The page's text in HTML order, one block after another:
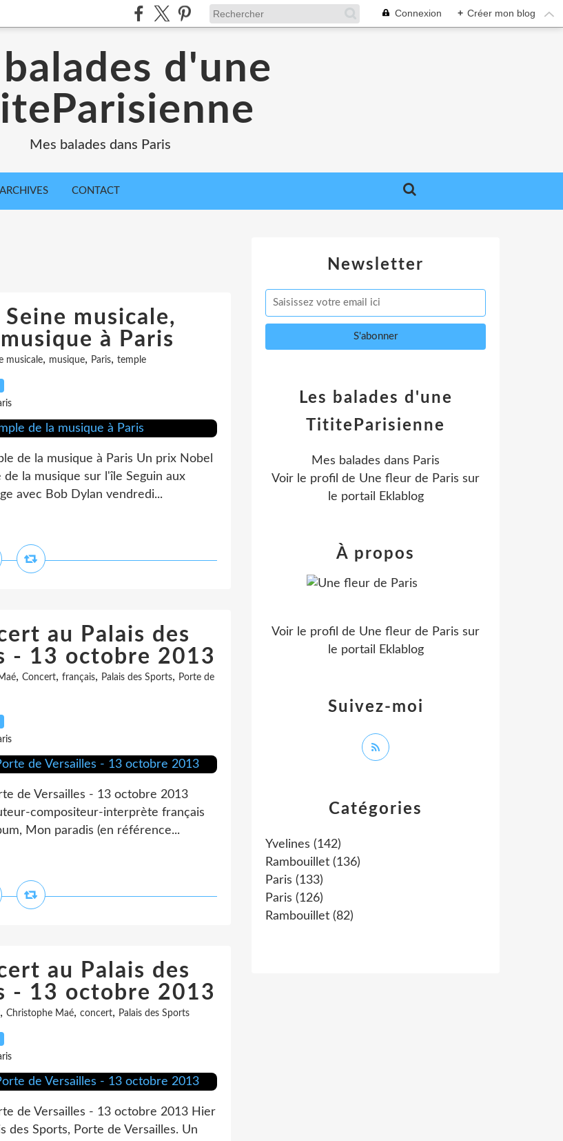
Connexion + Créer mon blog
balades d'une
Mes balades dans Paris
ARCHIVES CONTACT
musicale,
à Paris
musicale, musique, Paris, temple
de la musique à Paris Un prix Nobel
la musique sur l'île Seguin aux
avec Bob Dylan vendredi...
au Palais des
- 13 octobre 2013
, Concert, français, Palais des Sports, Porte de
de Versailles - 13 octobre 2013
compositeur-interprète français
Mon paradis (en référence...
au Palais des
- 13 octobre 2013
, Christophe Maé, concert, Palais des Sports
de Versailles - 13 octobre 2013 Hier
des Sports, Porte de Versailles. Un
Newsletter
Catégories
Yvelines (142)
Rambouillet (136)
Paris (133)
Paris (126)
Rambouillet (82)
Les balades d'une
TititeParisienne
Mes balades dans Paris
Voir le profil de Une fleur de Paris sur
le portail Eklablog
Suivez-moi
À propos
Voir le profil de Une fleur de Paris sur
le portail Eklablog